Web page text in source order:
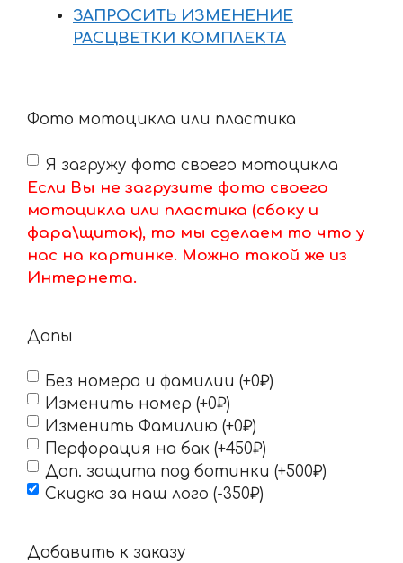
ЗАПРОСИТЬ ИЗМЕНЕНИЕ
РАСЦВЕТКИ КОМПЛЕКТА
Фото мотоцикла или пластика
Я загружу фото своего мотоцикла
Если Вы не загрузите фото своего
мотоцикла или пластика (сбоку и
фара\щиток), то мы сделаем то что у
нас на картинке. Можно такой же из
Интернета.
Допы
Без номера и фамилии (+0₽)
Изменить номер (+0₽)
Изменить Фамилию (+0₽)
Перфорация на бак (+450₽)
Доп. защита под ботинки (+500₽)
Скидка за наш лого (-350₽)
Добавить к заказу